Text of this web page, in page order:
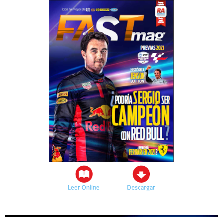
Leer Online Descargar